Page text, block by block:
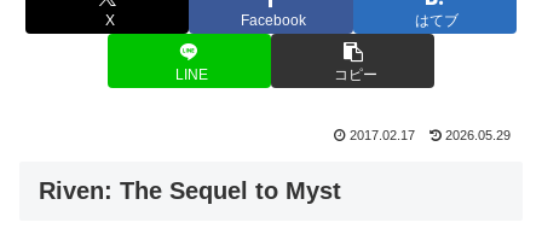
X Facebook はてブ
LINE コピー
2017.02.17 2026.05.29
Riven: The Sequel to Myst